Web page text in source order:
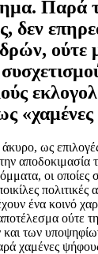
Παρά
δεν
ούτε
ως
αποδοκιμασία
οι
πολιτικές
ένα κοινό
ούτε
των
χαμένες